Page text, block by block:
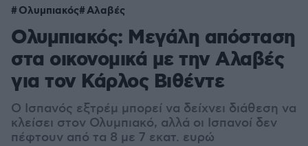
Column
1
Column
2
Ολυμπιακός Αλαβές
Ολυμπιακός: Μεγάλη απόσταση
στα οικονομικά με την Αλαβές
για τον Κάρλος Βιθέντε
Ο Ισπανός εξτρέμ μπορεί να δείχνει διάθεση να
κλείσει στον Ολυμπιακό, αλλά οι Ισπανοί δεν
πέφτουν από τα 8 με 7 εκατ. ευρώ